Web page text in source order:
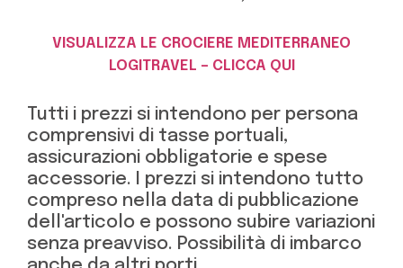
VISUALIZZA LE CROCIERE MEDITERRANEO
LOGITRAVEL – CLICCA QUI
Tutti i prezzi si intendono per persona
comprensivi di tasse portuali,
assicurazioni obbligatorie e spese
accessorie. I prezzi si intendono tutto
compreso nella data di pubblicazione
dell'articolo e possono subire variazioni
senza preavviso. Possibilità di imbarco